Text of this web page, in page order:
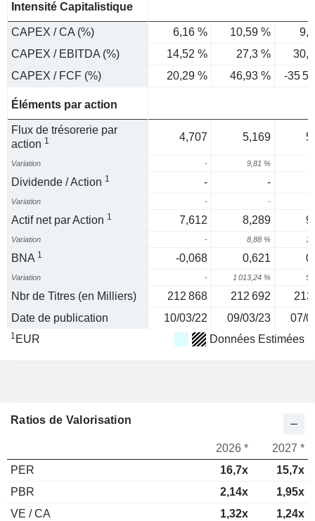
Intensité Capitalistique
CAPEX / CA (%) 6,16 % 10,59 %
CAPEX / EBITDA (%)
14,52 % 27,3 %
CAPEX / FCF (%)
20,29 % 46,93 % -35
Éléments par action
Flux de trésorerie par
action 1 4,707 5,169
Variation - 9,81 %
Dividende / Action 1 - -
Variation - -
Actif net par Action 1 7,612 8,289
Variation - 8,88 %
BNA 1 -0,068 0,621
Variation - 1 013,24 %
Nbr de Titres (en Milliers) 212 868 212 692
213
Date de publication
10/03/22 09/03/23 07/
1 EUR Données Estimées
Ratios de Valorisation
2026 *
2027 *
PER
16,7x
15,7x
PBR
2,14x
1,95x
VE / CA
1,32x
1,24x